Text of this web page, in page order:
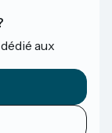
aux